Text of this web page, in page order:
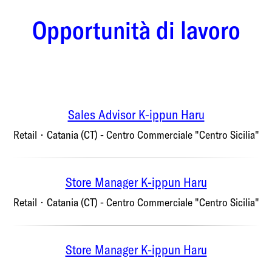
Opportunità di lavoro
Sales Advisor K-ippun Haru
Retail · Catania (CT) - Centro Commerciale "Centro Sicilia"
Store Manager K-ippun Haru
Retail · Catania (CT) - Centro Commerciale "Centro Sicilia"
Store Manager K-ippun Haru